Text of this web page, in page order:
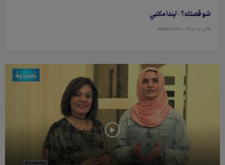
شو قصتك؟ – ليندا مكتبي
الأثنين م ۰١ ۰٤ ٢۰١٩ هـ ١٣٥٥/١٢/NaN